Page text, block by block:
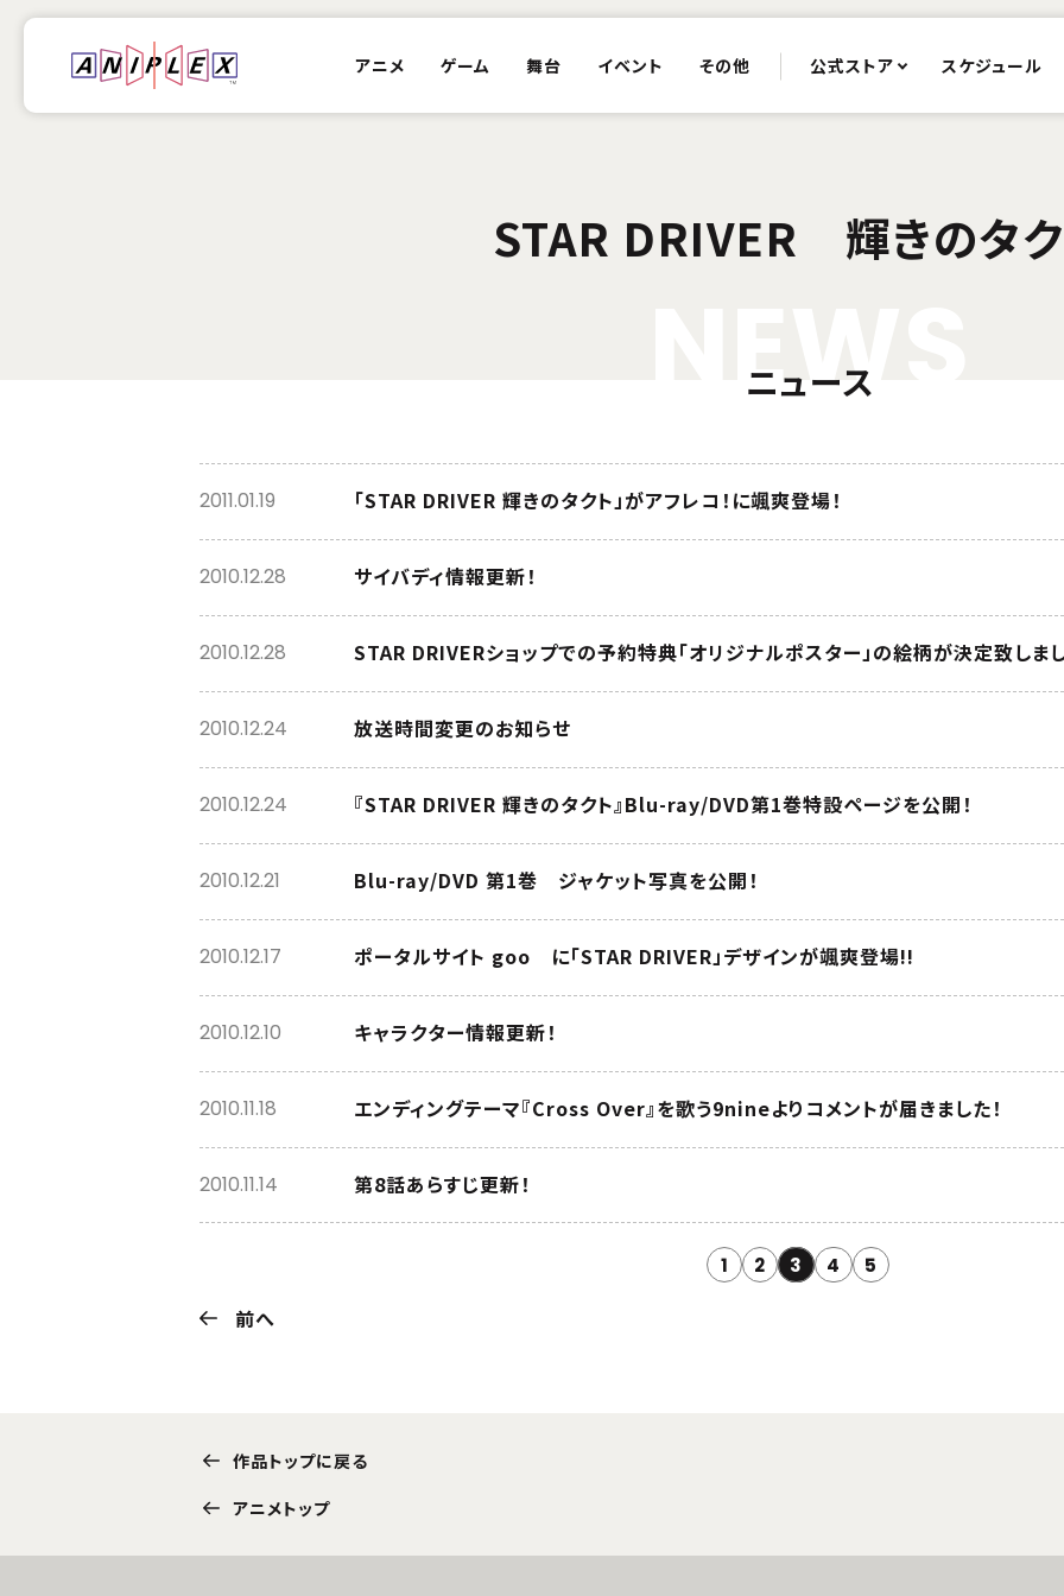
アニメ ゲーム 舞台 イベント その他 公式ストア スケジュール
STAR DRIVER 輝きのタ
EW
ニュース
「STAR DRIVER 輝きのタクト」がアフレコ！に颯爽登場！
2011.01.19
サイバディ情報更新！
2010.12.28
STAR DRIVERショップでの予約特典「オリジナルポスター」の絵柄が決定致しま
2010.12.28
放送時間変更のお知らせ
2010.12.24
『STAR DRIVER 輝きのタクト』Blu-ray/DVD第1巻特設ページを公開！
2010.12.24
Blu-ray/DVD 第1巻 ジャケット写真を公開！
2010.12.21
ポータルサイト goo に「STAR DRIVER」デザインが颯爽登場!!
2010.12.17
キャラクター情報更新！
2010.12.10
エンディングテーマ『Cross Over』を歌う9nineよりコメントが届きました！
2010.11.18
第8話あらすじ更新！
2010.11.14
1 2 3 4 5
前へ
作品トップに戻る
アニメトップ